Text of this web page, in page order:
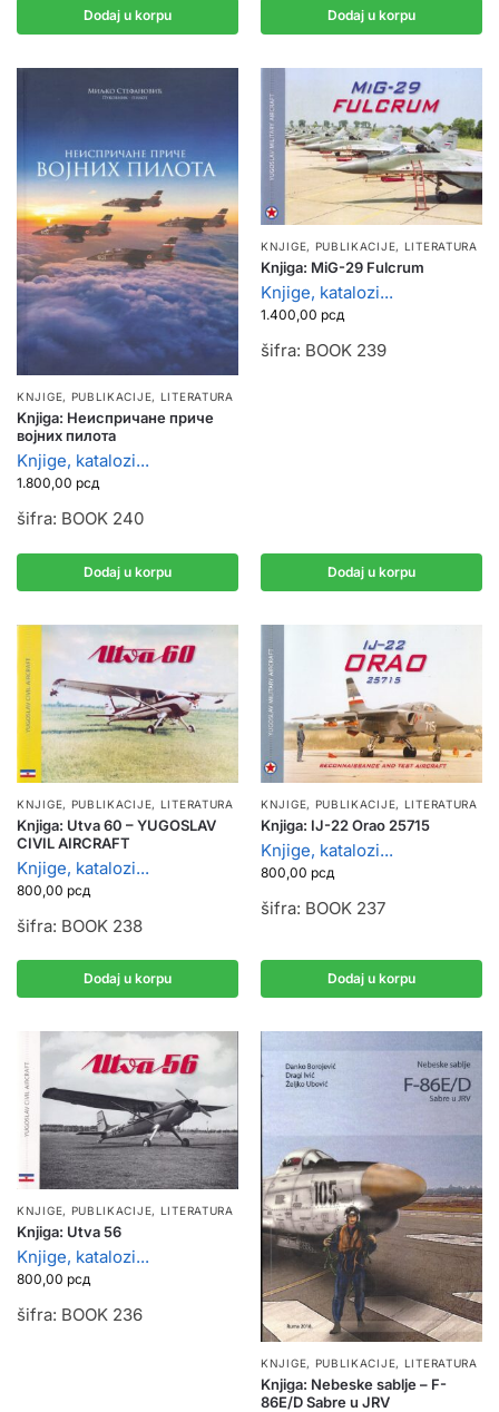
Dodaj u korpu Dodaj u korpu
KNJIGE, PUBLIKACIJE, LITERATURA
Knjiga: Неиспричане приче
војних пилота
Knjige, katalozi...
1.800,00 рсд
šifra: BOOK 240
Dodaj u korpu
KNJIGE, PUBLIKACIJE, LITERATURA
Knjiga: MiG-29 Fulcrum
Knjige, katalozi...
1.400,00 рсд
šifra: BOOK 239
Dodaj u korpu
KNJIGE, PUBLIKACIJE, LITERATURA
Knjiga: Utva 60 – YUGOSLAV
CIVIL AIRCRAFT
Knjige, katalozi...
800,00 рсд
šifra: BOOK 238
Dodaj u korpu
KNJIGE, PUBLIKACIJE, LITERATURA
Knjiga: IJ-22 Orao 25715
Knjige, katalozi...
800,00 рсд
šifra: BOOK 237
Dodaj u korpu
KNJIGE, PUBLIKACIJE, LITERATURA
Knjiga: Utva 56
Knjige, katalozi...
800,00 рсд
šifra: BOOK 236
KNJIGE, PUBLIKACIJE, LITERATURA
Knjiga: Nebeske sablje – F-
86E/D Sabre u JRV